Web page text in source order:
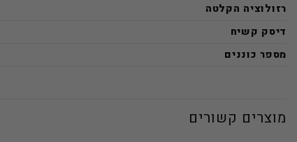
רזולוציה הקלטה
דיסק קשיח
מספר כוננים
מוצרים קשורים